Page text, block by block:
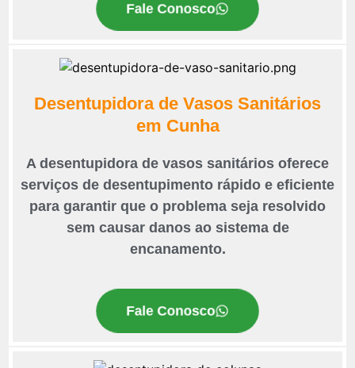
Fale Conosco
Desentupidora de Vasos Sanitários
em Cunha
A desentupidora de vasos sanitários oferece
serviços de desentupimento rápido e eficiente
para garantir que o problema seja resolvido
sem causar danos ao sistema de
encanamento.
Fale Conosco